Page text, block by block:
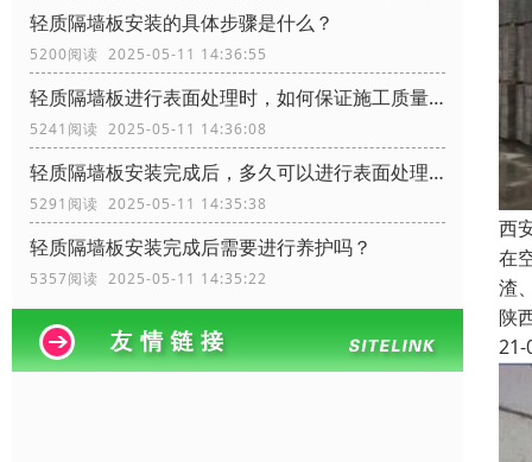
轻质隔墙板安装的具体步骤是什么？
5200阅读 2025-05-11 14:36:55
轻质隔墙板进行表面处理时，如何保证施工质量？
5241阅读 2025-05-11 14:36:08
轻质隔墙板安装完成后，多久可以进行表面处理？
5291阅读 2025-05-11 14:35:38
轻质隔墙板安装完成后需要进行养护吗？
5357阅读 2025-05-11 14:35:22
西
在
渣
陕
21-